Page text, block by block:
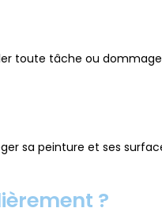
toute tâche ou
sa peinture et ses
?